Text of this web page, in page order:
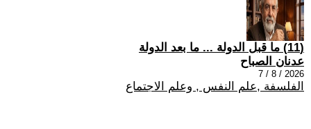
(11) ما قبل الدولة ... ما بعد الدولة
عدنان الصباح
2026 / 8 / 7
الفلسفة ,علم النفس , وعلم الاجتماع